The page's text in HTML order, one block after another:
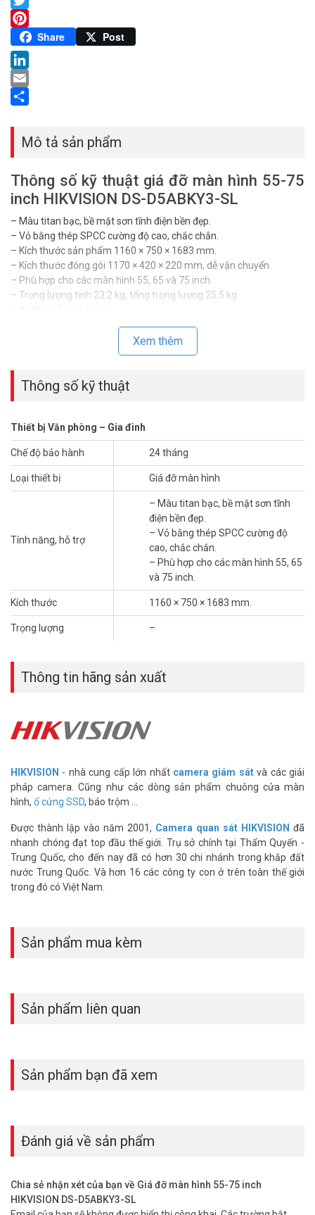
Twitter
Pinterest
Share Post
LinkedIn
Email
Mô tả sản phẩm
Thông số kỹ thuật giá đỡ màn hình 55-75
inch HIKVISION DS-D5ABKY3-SL
– Màu titan bạc, bề mặt sơn tĩnh điện bền đẹp.
– Vỏ bằng thép SPCC cường độ cao, chắc chắn.
– Kích thước sản phẩm 1160 × 750 × 1683 mm.
– Kích thước đóng gói 1170 × 420 × 220 mm, dễ vận chuyển.
– Phù hợp cho các màn hình 55, 65 và 75 inch.
– Trọng lượng tịnh 23,2 kg, tổng trọng lượng 25,5 kg.
Đặt mua hàng Online HIKVISION DS-D5ABKY3-SL ngay hôm nay để
Vuhoangtelecom nhé.
Xem thêm
Thông số kỹ thuật
Thiết bị Văn phòng – Gia đình
Chế độ bảo hành 24 tháng
Loại thiết bị Giá đỡ màn hình
Tính năng, hỗ trợ
– Màu titan bạc, bề mặt sơn tĩnh
điện bền đẹp.
– Vỏ bằng thép SPCC cường độ
cao, chắc chắn.
– Phù hợp cho các màn hình 55, 65
và 75 inch.
Kích thước 1160 × 750 × 1683 mm.
Trọng lượng –
Thông tin hãng sản xuất
HIKVISION - nhà cung cấp lớn nhất camera giám sátvà các giải
pháp camera. Cũng như các dòng sản phẩm chuông cửa màn
hình, ổ cứng SSD, báo trộm ...
Được thành lập vào năm 2001, Camera quan sát HIKVISION đã
nhanh chóng đạt top đầu thế giới. Trụ sở chính tại Thẩm Quyến -
Trung Quốc, cho đến nay đã có hơn 30 chi nhánh trong khắp đất
nước Trung Quốc. Và hơn 16 các công ty con ở trên toàn thế giới
trong đó có Việt Nam.
Sản phẩm mua kèm
Sản phẩm liên quan
Sản phẩm bạn đã xem
Đánh giá về sản phẩm
Chia sẻ nhận xét của bạn về Giá đỡ màn hình 55-75 inch
HIKVISION DS-D5ABKY3-SL